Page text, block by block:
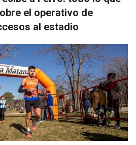
el operativo de
al estadio